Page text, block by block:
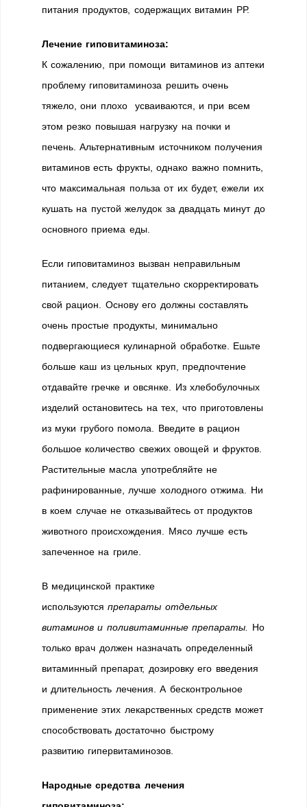
питания продуктов, содержащих витамин РР.
Лечение гиповитаминоза:
К сожалению, при помощи витаминов из аптеки
проблему гиповитаминоза решить очень
тяжело, они плохо усваиваются, и при всем
этом резко повышая нагрузку на почки и
печень. Альтернативным источником получения
витаминов есть фрукты, однако важно помнить,
что максимальная польза от их будет, ежели их
кушать на пустой желудок за двадцать минут до
основного приема еды.
Если гиповитаминоз вызван неправильным
питанием, следует тщательно скорректировать
свой рацион. Основу его должны составлять
очень простые продукты, минимально
подвергающиеся кулинарной обработке. Ешьте
больше каш из цельных круп, предпочтение
отдавайте гречке и овсянке. Из хлебобулочных
изделий остановитесь на тех, что приготовлены
из муки грубого помола. Введите в рацион
большое количество свежих овощей и фруктов.
Растительные масла употребляйте не
рафинированные, лучше холодного отжима. Ни
в коем случае не отказывайтесь от продуктов
животного происхождения. Мясо лучше есть
запеченное на гриле.
В медицинской практике
используютсяпрепараты отдельных
витаминов и поливитаминные препараты.
Но
только врач должен назначать определенный
витаминный препарат, дозировку его введения
и длительность лечения. А бесконтрольное
применение этих лекарственных средств может
способствовать достаточно быстрому
развитию гипервитаминозов.
Народные средства лечения